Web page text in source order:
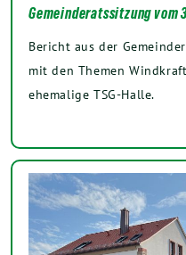
Gemeinderatssitzung vom
Bericht aus der
mit den Themen
ehemalige TSG-Halle.